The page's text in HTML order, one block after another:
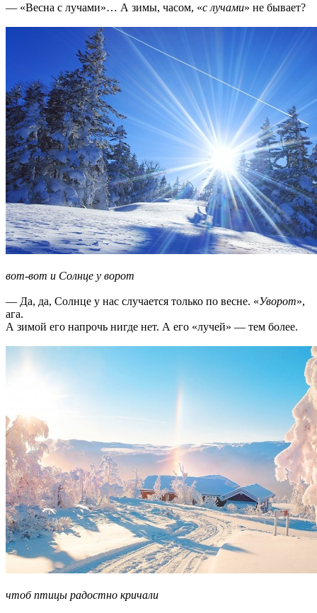
— «Весна с лучами»… А зимы, часом, «с лучами» не бывает?
вот-вот и Солнце у ворот
— Да, да, Солнце у нас случается только по весне. «Уворот»,
ага.
А зимой его напрочь нигде нет. А его «лучей» — тем более.
чтоб птицы радостно кричали